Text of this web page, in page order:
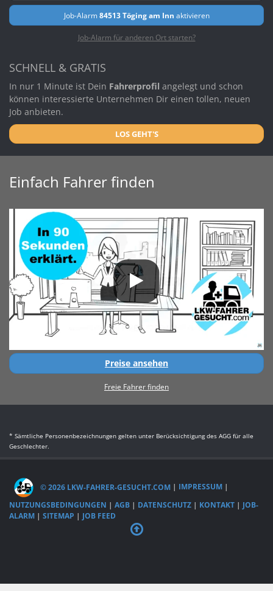
Job-Alarm84513 Töging am Inn aktivieren
Job-Alarm für anderen Ort starten?
SCHNELL & GRATIS
In nur 1 Minute ist Dein Fahrerprofil angelegt und schon
können interessierte Unternehmen Dir einen tollen, neuen
Job anbieten.
LOS GEHT'S
Einfach Fahrer finden
Preise ansehen
Freie Fahrer finden
* Sämtliche Personenbezeichnungen gelten unter Berücksichtigung des AGG für alle
Geschlechter.
© 2026 LKW-FAHRER-GESUCHT.COM | IMPRESSUM |
NUTZUNGSBEDINGUNGEN | AGB | DATENSCHUTZ | KONTAKT | JOB-
ALARM | SITEMAP | JOB FEED